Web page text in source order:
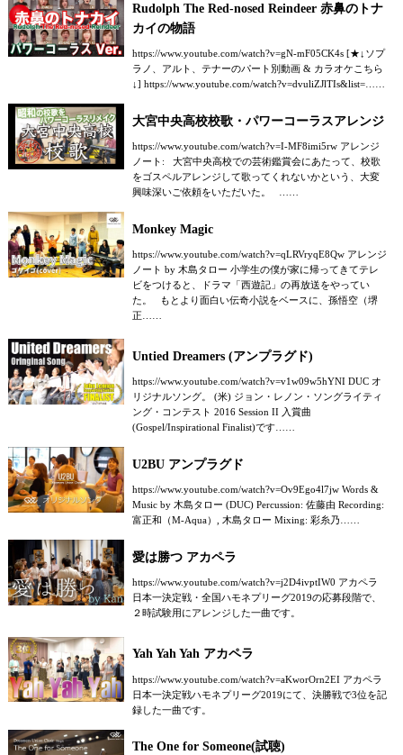
Rudolph The Red-nosed Reindeer 赤鼻のトナ
カイの物語
https://www.youtube.com/watch?v=gN-mF05CK4s [★↓ソプ
ラノ、アルト、テナーのパート別動画 & カラオケこちら
↓] https://www.youtube.com/watch?v=dvuliZJlTIs&list=……
大宮中央高校校歌・パワーコーラスアレンジ
https://www.youtube.com/watch?v=I-MF8imi5rw アレンジ
ノート: 大宮中央高校での芸術鑑賞会にあたって、校歌
をゴスペルアレンジして歌ってくれないかという、大変
興味深いご依頼をいただいた。 ……
Monkey Magic
https://www.youtube.com/watch?v=qLRVryqE8Qw アレンジ
ノート by 木島タロー 小学生の僕が家に帰ってきてテレ
ビをつけると、ドラマ「西遊記」の再放送をやってい
た。 もとより面白い伝奇小説をベースに、孫悟空（堺
正……
Untied Dreamers (アンプラグド)
https://www.youtube.com/watch?v=v1w09w5hYNI DUC オ
リジナルソング。 (米) ジョン・レノン・ソングライティ
ング・コンテスト 2016 Session II 入賞曲
(Gospel/Inspirational Finalist)です……
U2BU アンプラグド
https://www.youtube.com/watch?v=Ov9Ego4l7jw Words &
Music by 木島タロー (DUC) Percussion: 佐藤由 Recording:
富正和（M-Aqua）, 木島タロー Mixing: 彩糸乃……
愛は勝つ アカペラ
https://www.youtube.com/watch?v=j2D4ivptIW0 アカペラ
日本一決定戦・全国ハモネプリーグ2019の応募段階で、
２時試験用にアレンジした一曲です。
Yah Yah Yah アカペラ
https://www.youtube.com/watch?v=aKworOrn2EI アカペラ
日本一決定戦ハモネプリーグ2019にて、決勝戦で3位を記
録した一曲です。
The One for Someone(試聴)